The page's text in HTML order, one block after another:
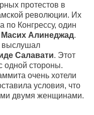
протестов в
революции. Их
по Конгрессу, один
Масих Алинеджад.
выслушал
Салавати. Этот
одной стороны.
очень хотели
условия, что
двумя женщинами.